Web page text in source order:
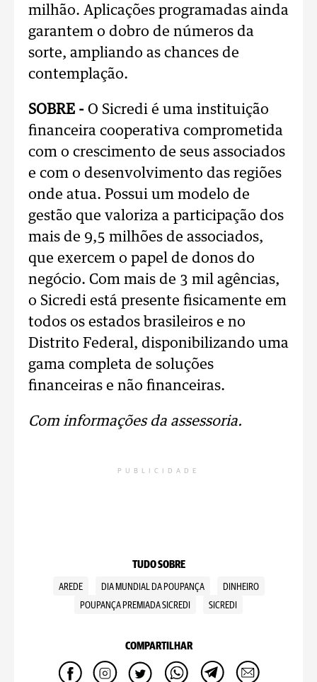
milhão. Aplicações programadas ainda
garantem o dobro de números da
sorte, ampliando as chances de
contemplação.
SOBRE - O Sicredi é uma instituição
financeira cooperativa comprometida
com o crescimento de seus associados
e com o desenvolvimento das regiões
onde atua. Possui um modelo de
gestão que valoriza a participação dos
mais de 9,5 milhões de associados,
que exercem o papel de donos do
negócio. Com mais de 3 mil agências,
o Sicredi está presente fisicamente em
todos os estados brasileiros e no
Distrito Federal, disponibilizando uma
gama completa de soluções
financeiras e não financeiras.
Com informações da assessoria.
PUBLICIDADE
TUDO SOBRE
AREDE DIA MUNDIAL DA POUPANÇA
DINHEIRO
POUPANÇA PREMIADA SICREDI
SICREDI
COMPARTILHAR